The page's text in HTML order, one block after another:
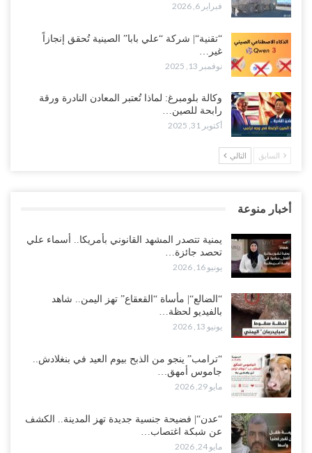
فبراير 6, 2026
“تقنية“| شركة “علي بابا” الصينية تُحقق إنجازاً
غير…
نوفمبر 13, 2025
وكالة بلومبرغ: لماذا تُعتبر المعادن النادرة ورقة
رابحة للصين…
أكتوبر 31, 2025
السابق التالي
أخبار منوعة
يمنية تتصدر المشهد القانوني بأمريكا.. أسماء علي
تحصد جائزة…
يونيو 16, 2026
“الضالع“| مأساة “القعقاع” تهز اليمن.. شاهد
بالفيديو لحظة…
يونيو 13, 2026
“ترامب” ينجو من الذبح بيوم العيد في بنغلادش..
جاموس أمهق…
مايو 29, 2026
“عدن“| فضيحة جنسية جديدة تهز المدينة.. الكشف
عن شبكة اغتصاب…
مايو 24, 2026